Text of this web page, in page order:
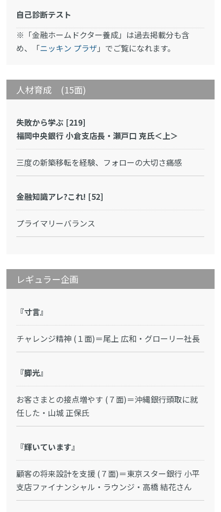
自己診断テスト
※「金融ホームドクター養成」は過去掲載分も含
め、「ニッキン プラザ 」でご覧になれます。
人材育成 (15面)
失敗から学ぶ [219]
福岡中央銀行 小倉支店長・瀬戸口 克氏＜上＞
三度の新築移転を経験、フォローの大切さ痛感
金融知識アレ?これ! [52]
プライマリーバランス
レギュラー企画
『寸言』
チャレンジ精神 (１面)＝尾上 広和・グローリー社長
『脚光』
お客さまとの接点増やす (７面)＝沖縄銀行頭取に就
任した・山城 正保氏
『輝いています』
顧客の将来設計を支援 (７面)＝東京スター銀行 小平
支店ファイナンシャル・ラウンジ・高橋 結花さん